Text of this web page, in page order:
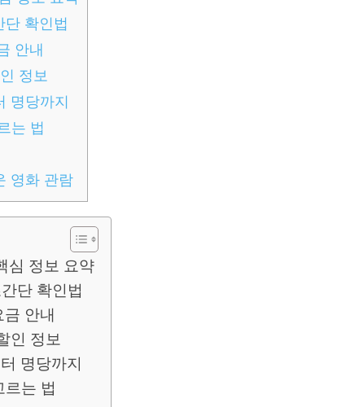
단 확인법
안내
정보
명당까지
는 법
영화 관람
심 정보 요약
단 확인법
안내
인 정보
명당까지
르는 법